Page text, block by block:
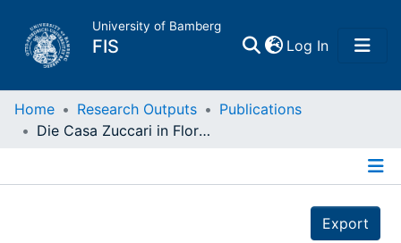
University of Bamberg
FIS Log In(current)
Home
Home Research Outputs
Publications
Die Casa Zuccari in Florenz : Genese und Erscheinung eines Künstlerhauses der Renaissance
Export